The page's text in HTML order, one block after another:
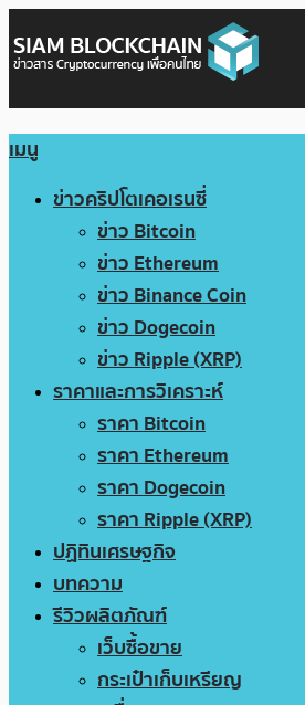
เมนู
ข่าวคริปโตเคอเรนซี่
ข่าว Bitcoin
ข่าว Ethereum
ข่าว Binance Coin
ข่าว Dogecoin
ข่าว Ripple (XRP)
ราคาและการวิเคราะห์
ราคา Bitcoin
ราคา Ethereum
ราคา Dogecoin
ราคา Ripple (XRP)
ปฏิทินเศรษฐกิจ
บทความ
รีวิวผลิตภัณฑ์
เว็บซื้อขาย
กระเป๋าเก็บเหรียญ